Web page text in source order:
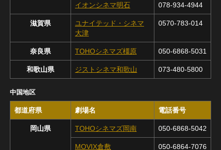
イオンシネマ明石 078-934-4944
滋賀県
ユナイテッド・シネマ
大津
0570-783-014
奈良県 TOHOシネマズ橿原 050-6868-5031
和歌山県 ジストシネマ和歌山 073-480-5800
中国地区
都道府県 劇場名 電話番号
岡山県 TOHOシネマズ岡南 050-6868-5042
MOVIX倉敷 050-6864-7076